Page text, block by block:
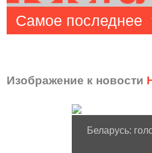
Самое последнее
Изображение к новости
Беларусь: